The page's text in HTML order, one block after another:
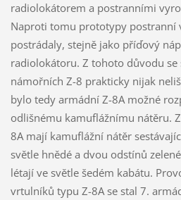
radiolokátorem a postranními
Naproti tomu prototypy postranní
postrádaly, stejně jako příďový
radiolokátoru. Z tohoto důvodu se
námořních Z-8 prakticky nijak
bylo tedy armádní Z-8A možné
odlišnému kamuflážnímu nátěru.
8A mají kamuflážní nátěr
světle hnědé a dvou odstínů
létají ve světle šedém kabátu.
vrtulníků typu Z-8A se stal 7.